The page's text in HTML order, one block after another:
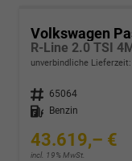
Volkswagen
R-Line 2.0 TSI
unverbindliche
Fahrzeugnr. 65064
Kraftstoff
Benzin
43.619,– €
incl. 19% MwSt.